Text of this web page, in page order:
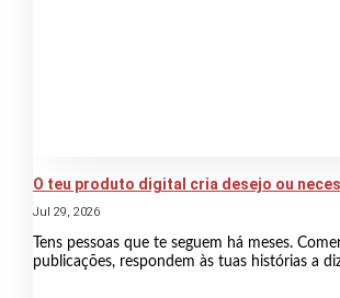
O teu produto digital cria desejo ou
Jul 29, 2026
Tens pessoas que te seguem há meses.
publicações, respondem às tuas histórias a